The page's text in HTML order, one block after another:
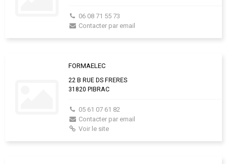
06 08 71 55 73
Contacter par email
FORMAELEC
22 B RUE DS FRERES
31820 PIBRAC
05 61 07 61 82
Contacter par email
Voir le site